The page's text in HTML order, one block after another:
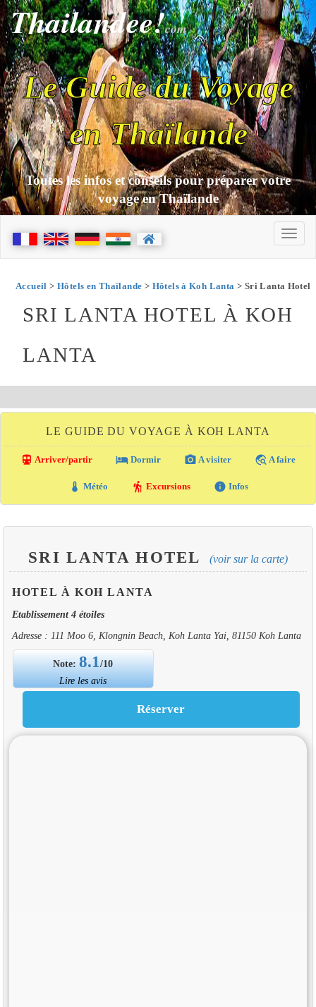
Thailandee!com
Le Guide du Voyage
en Thaïlande
Toutes les infos et conseils pour préparer votre
voyage en Thaïlande
Accueil > Hôtels en Thaïlande > Hôtels à Koh Lanta > Sri Lanta Hotel
SRI LANTA HOTEL À KOH
LANTA
LE GUIDE DU VOYAGE À KOH LANTA
directions_transit Arriver/partir local_hotel Dormir photo_camera A visiter travel_explore A faire
thermostat Météo hiking Excursions info Infos
SRI LANTA HOTEL (voir sur la carte)
HOTEL À KOH LANTA
Etablissement 4 étoiles
Adresse : 111 Moo 6, Klongnin Beach, Koh Lanta Yai, 81150 Koh Lanta
Note:8.1/10
Lire les avis